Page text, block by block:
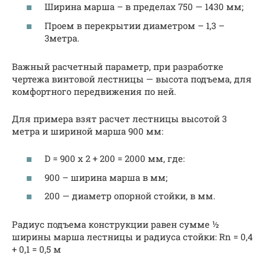
Ширина марша – в пределах 750 — 1430 мм;
Проем в перекрытии диаметром – 1,3 –
3метра.
Важный расчетный параметр, при разработке
чертежа винтовой лестницы — высота подъема, для
комфортного передвижения по ней.
Для примера взят расчет лестницы высотой 3
метра и шириной марша 900 мм:
D = 900 х 2 + 200 = 2000 мм, где:
900 – ширина марша в мм;
200 — диаметр опорной стойки, в мм.
Радиус подъема конструкции равен сумме ½
ширины марша лестницы и радиуса стойки: Rn = 0,4
+ 0,1 = 0,5 м